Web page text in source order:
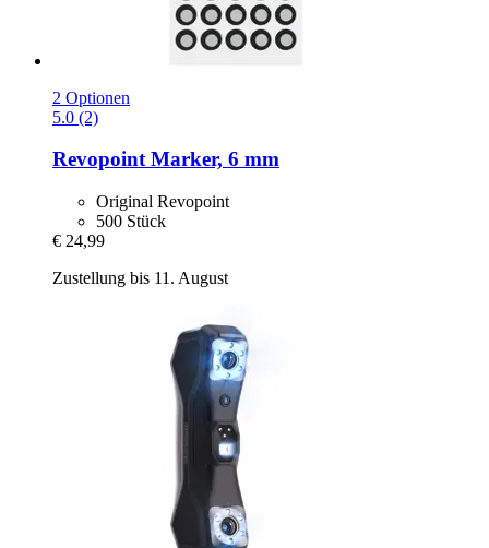
2 Optionen
5.0 (2)
RevopointMarker, 6 mm
Original Revopoint
500 Stück
€ 24,99
Zustellung bis 11. August